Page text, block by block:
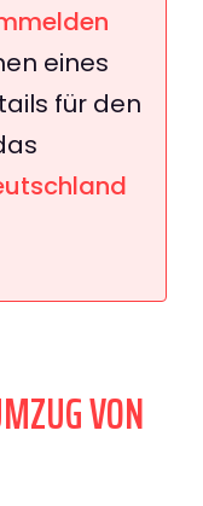
eines
für den
VON